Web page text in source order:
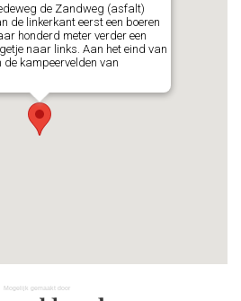
de Zandweg (asfalt)
de linkerkant eerst een boeren
honderd meter verder een
naar links. Aan het eind van
kampeervelden van
Mogelijk gemaakt door